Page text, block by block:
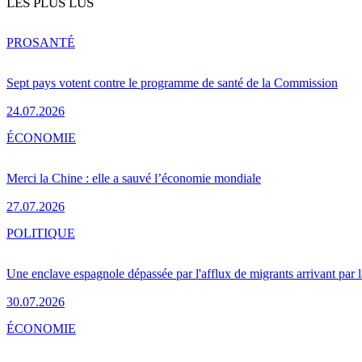
LES PLUS LUS
Sept pays votent contre le programme de santé de la Commission
24.07.2026
PROSANTÉ
Merci la Chine : elle a sauvé l’économie mondiale
27.07.2026
ÉCONOMIE
Une enclave espagnole dépassée par l'afflux de migrants arrivant par
30.07.2026
POLITIQUE
ÉCONOMIE